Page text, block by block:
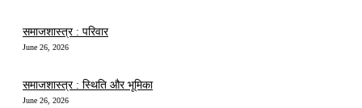
समाजशास्त्र : परिवार
June 26, 2026
समाजशास्त्र : स्थिति और भूमिका
June 26, 2026